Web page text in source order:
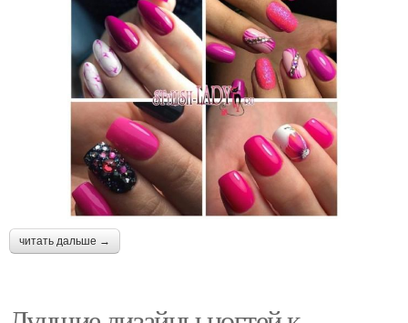
читать дальше →